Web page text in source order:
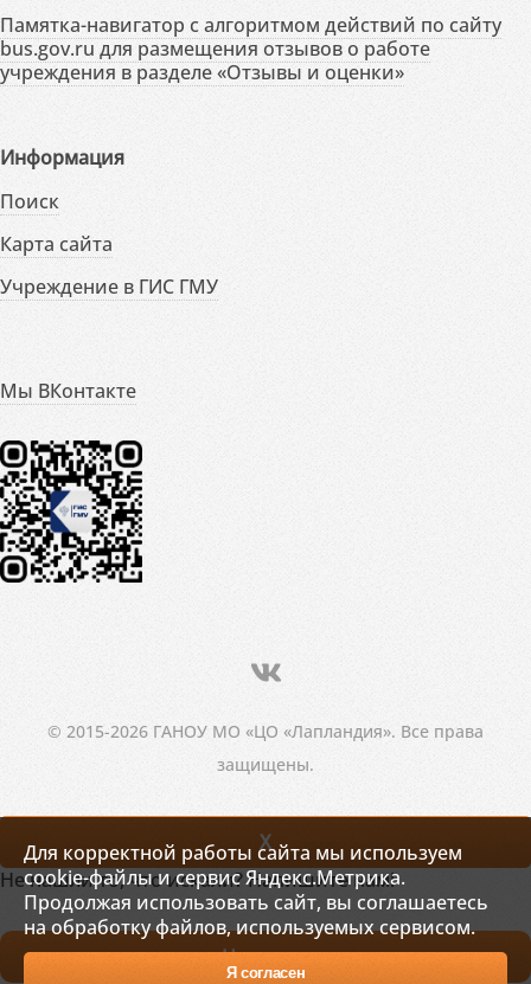
Памятка-навигатор с алгоритмом действий по сайту
bus.gov.ru для размещения отзывов о работе
учреждения в разделе «Отзывы и оценки»
Информация
Поиск
Карта сайта
Учреждение в ГИС ГМУ
Мы ВКонтакте
© 2015-2026 ГАНОУ МО «ЦО «Лапландия». Все права
защищены.
Для корректной работы сайта мы используем
cookie-файлы и сервис Яндекс.Метрика.
Продолжая использовать сайт, вы соглашаетесь
на обработку файлов, используемых сервисом.
Я согласен
X
Не нашли то, что искали? Напишите нам!
Написать